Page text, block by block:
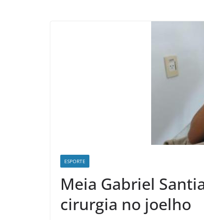
ESPORTE
Meia Gabriel
cirurgia no joelho